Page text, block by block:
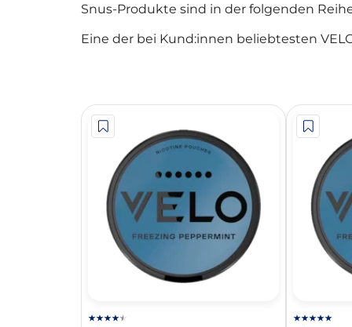
Snus-Produkte sind in der folgenden
Eine der bei Kund:innen beliebtesten